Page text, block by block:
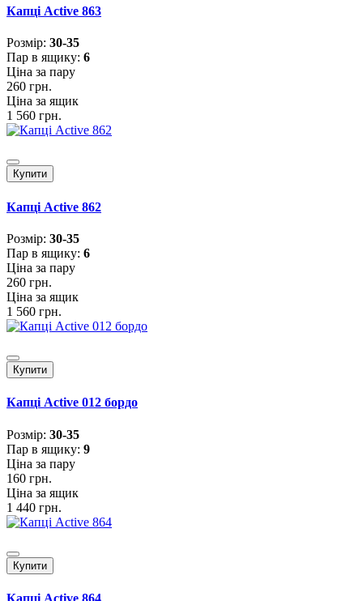
Капці Active 863
Розмiр: 30-35
Пар в ящику: 6
Ціна за пару
260 грн.
Ціна за ящик
1 560 грн.
Купити
Капці Active 862
Розмiр: 30-35
Пар в ящику: 6
Ціна за пару
260 грн.
Ціна за ящик
1 560 грн.
Купити
Капці Active 012 бордо
Розмiр: 30-35
Пар в ящику: 9
Ціна за пару
160 грн.
Ціна за ящик
1 440 грн.
Купити
Капці Active 864